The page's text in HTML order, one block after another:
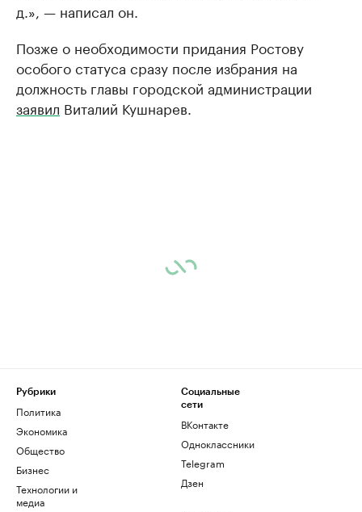
д.», — написал он.
Позже о необходимости придания Ростову
особого статуса сразу после избрания на
должность главы городской администрации
заявил Виталий Кушнарев.
Рубрики
Политика
Экономика
Общество
Бизнес
Технологии и
медиа
Социальные
сети
ВКонтакте
Одноклассники
Telegram
Дзен